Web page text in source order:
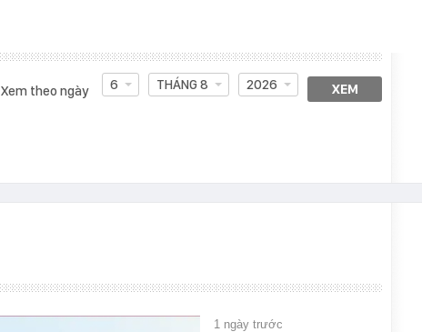
Xem theo ngày 6 THÁNG 8 2026 XEM
1 ngày trước